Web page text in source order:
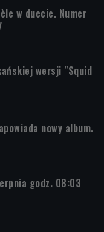
w duecie. Numer
wersji "Squid
nowy album.
godz. 08:03